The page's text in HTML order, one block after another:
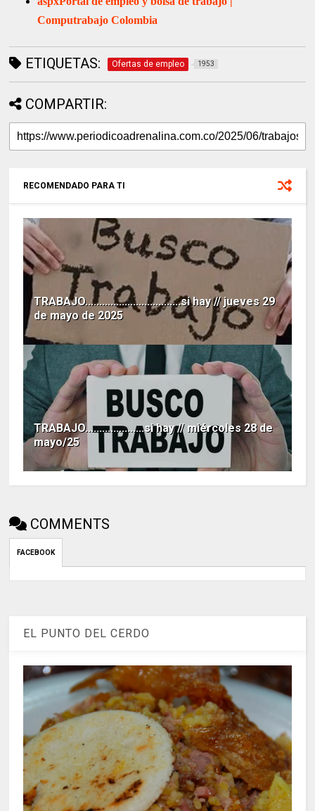
Computrabajo Colombia
ETIQUETAS: Ofertas de empleo 1953
COMPARTIR:
RECOMENDADO PARA TI
TRABAJO..................................si hay // jueves 29
de mayo de 2025
TRABAJO.....................si hay // miércoles 28 de
mayo/25
COMMENTS
FACEBOOK
EL PUNTO DEL CERDO